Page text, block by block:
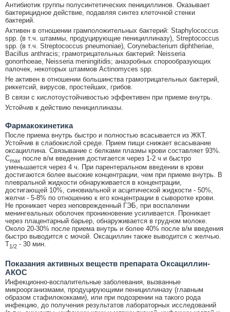
Антибиотик группы полусинтетических пенициллинов. Оказывает
бактерицидное действие, подавляя синтез клеточной стенки
бактерий.
Активен в отношении грамположительных бактерий: Staphylococcus
spp. (в т.ч. штаммы, продуцирующие пенициллиназу), Streptococcus
spp. (в т.ч. Streptococcus pneumoniae), Corynebacterium diphtheriae,
Bacillus anthracis; грамотрицательных бактерий: Neisseria
gonorrhoeae, Neisseria meningitidis; анаэробных спорообразующих
палочек, некоторых штаммов Actinomyces spp.
Не активен в отношении большинства грамотрицательных бактерий,
риккетсий, вирусов, простейших, грибов.
В связи с кислотоустойчивостью эффективен при приеме внутрь.
Устойчив к действию пенициллиназы.
Фармакокинетика
После приема внутрь быстро и полностью всасывается из ЖКТ.
Устойчив в слабокислой среде. Прием пищи снижает всасывание
оксациллина. Связывание с белками плазмы крови составляет 93%.
Cmax после в/м введения достигается через 1-2 ч и быстро
уменьшается через 4 ч. При парентеральном введении в крови
достигаются более высокие концентрации, чем при приеме внутрь. В
плевральной жидкости обнаруживается в концентрации,
достигающей 10%, синовиальной и асцитической жидкости - 50%,
желчи - 5-8% по отношению к его концентрации в сыворотке крови.
Не проникает через неповрежденный ГЭБ, при воспалении
менингеальных оболочек проникновение усиливается. Проникает
через плацентарный барьер, обнаруживается в грудном молоке.
Около 20-30% после приема внутрь и более 40% после в/м введения
быстро выводится с мочой. Оксациллин также выводится с желчью.
T1/2 - 30 мин.
Показания активных веществ препарата Оксациллин-
АКОС
Инфекционно-воспалительные заболевания, вызванные
микроорганизмами, продуцирующими пенициллиназу (главным
образом стафилококками), или при подозрении на такого рода
инфекцию, до получения результатов лабораторных исследований